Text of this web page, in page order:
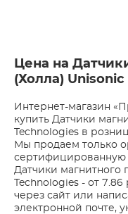
Цена на
(Холла)
Интернет-магазин
купить Датчики
Technologies в
Мы продаем только
сертифицированную
Датчики магнитного
Technologies - от
через сайт или
электронной почте,